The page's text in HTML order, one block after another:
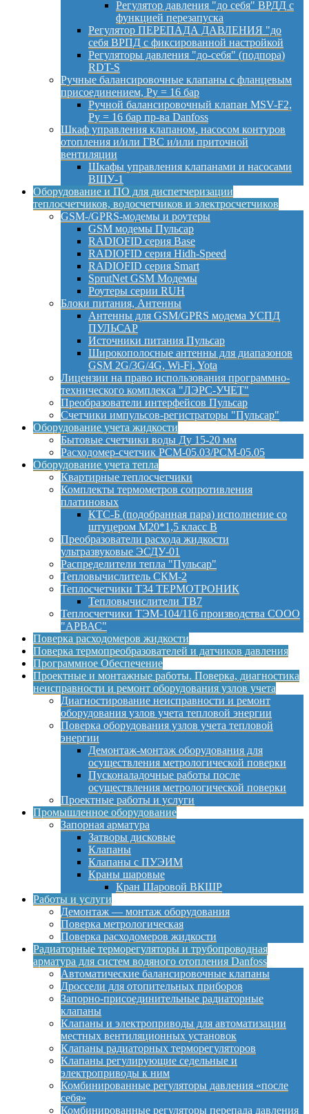
Регулятор давления "до себя" ВРДД с
функцией перезапуска
Регулятор ПЕРЕПАДА ДАВЛЕНИЯ "до
себя ВРПД с фиксированной настройкой
Регуляторы давления "до-себя" (подпора)
RDT-S
Ручные балансировочные клапаны с фланцевым
присоединением, Py = 16 бар
Ручной балансировочный клапан MSV-F2,
Py = 16 бар пр-ва Danfoss
Шкаф управления клапаном, насосом контуров
отопления и/или ГВС и/или приточной
вентиляции
Шкафы управления клапанами и насосами
ВШУ-1
Оборудование и ПО для диспетчеризации
теплосчетчиков, водосчетчиков и электросчетчиков
GSM-/GPRS-модемы и роутеры
GSM модемы Пульсар
RADIOFID серия Base
RADIOFID серия Hidh-Speed
RADIOFID серия Smart
SprutNet GSM Модемы
Роутеры серии RUH
Блоки питания, Антенны
Антенны для GSM/GPRS модема УСПД
ПУЛЬСАР
Источники питания Пульсар
Широкополосные антенны для диапазонов
GSM 2G/3G/4G, Wi-Fi, Yota
Лицензии на право использования программно-
технического комплекса "ЛЭРС-УЧЕТ"
Преобразователи интерфейсов Пульсар
Счетчики импульсов-регистраторы "Пульсар"
Оборудование учета жидкости
Бытовые счетчики воды Ду 15-20 мм
Расходомер-счетчик РСМ-05.03/РСМ-05.05
Оборудование учета тепла
Квартирные теплосчетчики
Комплекты термометров сопротивления
платиновых
КТС-Б (подобранная пара) исполнение со
штуцером М20*1,5 класс B
Преобразователи расхода жидкости
ультразвуковые ЭСДУ-01
Распределители тепла "Пульсар"
Тепловычислитель СКМ-2
Теплосчетчики Т34 ТЕРМОТРОНИК
Тепловычислители ТВ7
Теплосчетчики ТЭМ-104/116 производства СООО
"АРВАС"
Поверка расходомеров жидкости
Поверка термопреобразователей и датчиков давления
Программное Обеспечение
Проектные и монтажные работы. Поверка, диагностика
неисправности и ремонт оборудования узлов учета
Диагностирование неисправности и ремонт
оборудования узлов учета тепловой энергии
Поверка оборудования узлов учета тепловой
энергии
Демонтаж-монтаж оборудования для
осуществления метрологической поверки
Пусконаладочные работы после
осуществления метрологической поверки
Проектные работы и услуги
Промышленное оборудование
Запорная арматура
Затворы дисковые
Клапаны
Клапаны с ПУЭИМ
Краны шаровые
Кран Шаровой ВКШР
Работы и услуги
Демонтаж — монтаж оборудования
Поверка метрологическая
Поверка расходомеров жидкости
Радиаторные терморегуляторы и трубопроводная
арматура для систем водяного отопления Danfoss
Автоматические балансировочные клапаны
Дроссели для отопительных приборов
Запорно-присоединительные радиаторные
клапаны
Клапаны и электроприводы для автоматизации
местных вентиляционных установок
Клапаны радиаторных терморегуляторов
Клапаны регулирующие седельные и
электроприводы к ним
Комбинированные регуляторы давления «после
себя»
Комбинированные регуляторы перепада давления